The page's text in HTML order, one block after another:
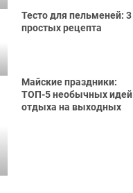
Тесто для пельменей: 3
простых рецепта
Майские праздники:
ТОП-5 необычных идей
отдыха на выходных